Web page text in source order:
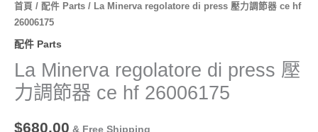
首頁 / 配件 Parts / La Minerva regolatore di press 壓力調節器 ce hf
26006175
配件 Parts
La Minerva regolatore di press 壓
力調節器 ce hf 26006175
$680.00 & Free Shipping